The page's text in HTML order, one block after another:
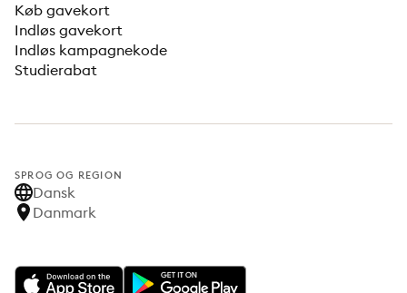
Køb gavekort
Indløs gavekort
Indløs kampagnekode
Studierabat
SPROG OG REGION
Dansk
Danmark